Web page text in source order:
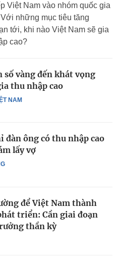
Việt Nam vào nhóm quốc gia
những mục tiêu tăng
tới, khi nào Việt Nam sẽ gia
cao?
NAM
số vàng đến khát vọng
thu nhập cao
đàn ông có thu nhập cao
lấy vợ
để Việt Nam thành
triển: Cần giai đoạn
thần kỳ